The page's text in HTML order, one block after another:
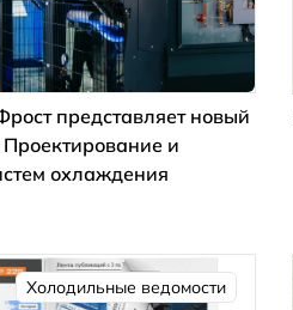
представляет новый
и
охлаждения
Холодильные ведомости